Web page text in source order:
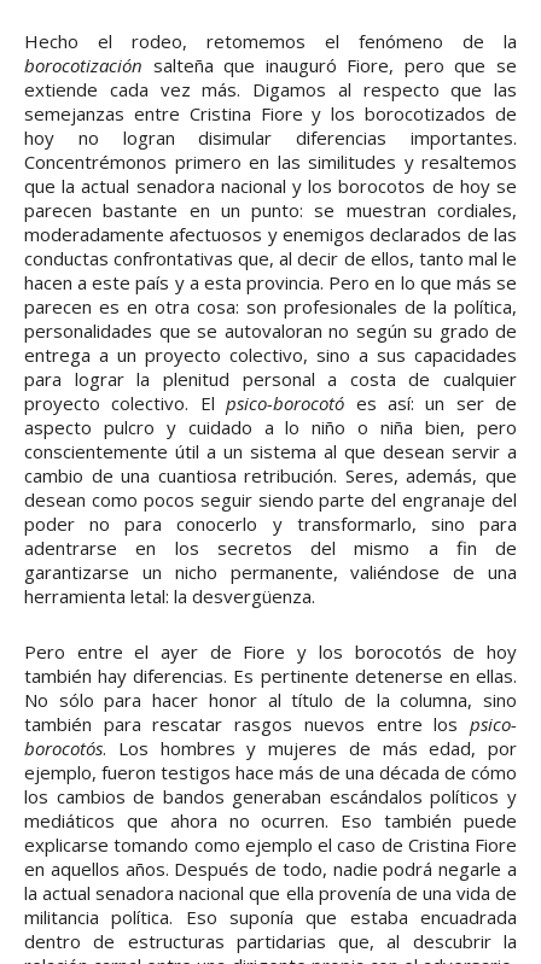
Hecho el rodeo, retomemos el fenómeno de la
borocotización salteña que inauguró Fiore, pero que se
extiende cada vez más. Digamos al respecto que las
semejanzas entre Cristina Fiore y los borocotizados de
hoy no logran disimular diferencias importantes.
Concentrémonos primero en las similitudes y resaltemos
que la actual senadora nacional y los borocotos de hoy se
parecen bastante en un punto: se muestran cordiales,
moderadamente afectuosos y enemigos declarados de las
conductas confrontativas que, al decir de ellos, tanto mal le
hacen a este país y a esta provincia. Pero en lo que más se
parecen es en otra cosa: son profesionales de la política,
personalidades que se autovaloran no según su grado de
entrega a un proyecto colectivo, sino a sus capacidades
para lograr la plenitud personal a costa de cualquier
proyecto colectivo. Elpsico-borocotó es así: un ser de
aspecto pulcro y cuidado a lo niño o niña bien, pero
conscientemente útil a un sistema al que desean servir a
cambio de una cuantiosa retribución. Seres, además, que
desean como pocos seguir siendo parte del engranaje del
poder no para conocerlo y transformarlo, sino para
adentrarse en los secretos del mismo a fin de
garantizarse un nicho permanente, valiéndose de una
herramienta letal: la desvergüenza.
Pero entre el ayer de Fiore y los borocotós de hoy
también hay diferencias. Es pertinente detenerse en ellas.
No sólo para hacer honor al título de la columna, sino
también para rescatar rasgos nuevos entre los psico-
borocotós. Los hombres y mujeres de más edad, por
ejemplo, fueron testigos hace más de una década de cómo
los cambios de bandos generaban escándalos políticos y
mediáticos que ahora no ocurren. Eso también puede
explicarse tomando como ejemplo el caso de Cristina Fiore
en aquellos años. Después de todo, nadie podrá negarle a
la actual senadora nacional que ella provenía de una vida de
militancia política. Eso suponía que estaba encuadrada
dentro de estructuras partidarias que, al descubrir la